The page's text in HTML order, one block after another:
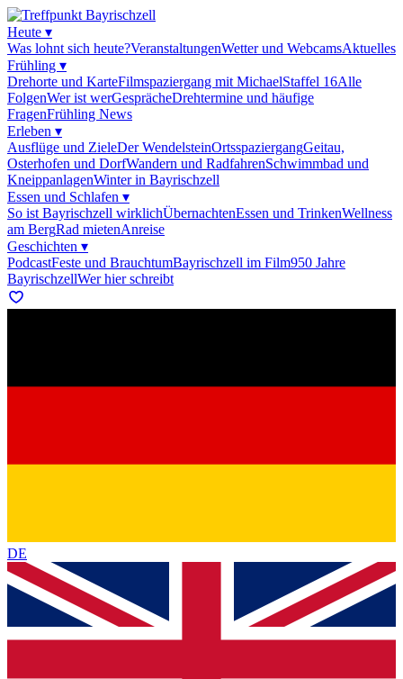
Heute ▾
Was lohnt sich heute?VeranstaltungenWetter und WebcamsAktuelles
Frühling ▾
Drehorte und KarteFilmspaziergang mit MichaelStaffel 16Alle
FolgenWer ist werGesprächeDrehtermine und häufige
FragenFrühling News
Erleben ▾
Ausflüge und ZieleDer WendelsteinOrtsspaziergangGeitau,
Osterhofen und DorfWandern und RadfahrenSchwimmbad und
KneippanlagenWinter in Bayrischzell
Essen und Schlafen ▾
So ist Bayrischzell wirklichÜbernachtenEssen und TrinkenWellness
am BergRad mietenAnreise
Geschichten ▾
PodcastFeste und BrauchtumBayrischzell im Film950 Jahre
BayrischzellWer hier schreibt
DE